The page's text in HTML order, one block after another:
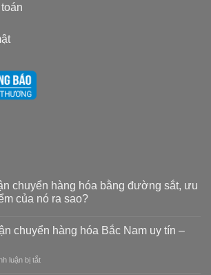
chuyển hàng hóa bằng đường sắt, ưu
của nó ra sao?
chuyển hàng hóa Bắc Nam uy tín –
luận bị tắt